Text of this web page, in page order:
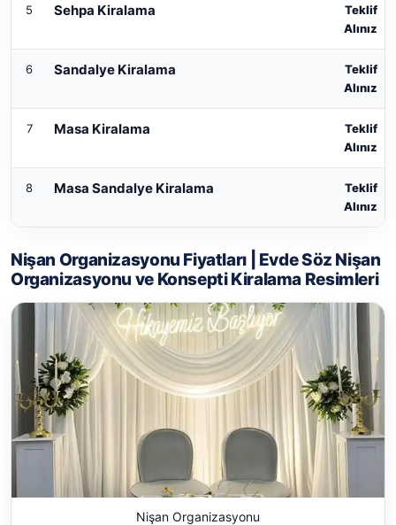
5 Sehpa Kiralama
Teklif
Alınız
6 Sandalye Kiralama
Teklif
Alınız
7 Masa Kiralama
Teklif
Alınız
8 Masa Sandalye Kiralama
Teklif
Alınız
Nişan Organizasyonu Fiyatları | Evde Söz Nişan
Organizasyonu ve Konsepti Kiralama Resimleri
Nişan Organizasyonu